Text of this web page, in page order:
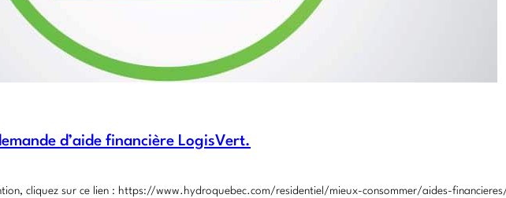
d’aide financière LogisVert.
cliquez sur ce lien : https://www.hydroquebec.com/residentiel/mieux-consommer/aides-